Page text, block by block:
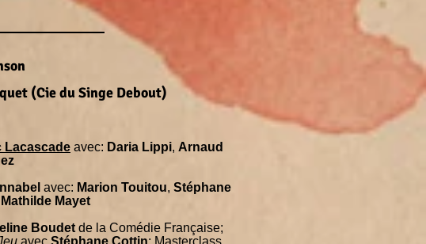
(Cie du Singe Debout)
Lacascade avec: Daria Lippi, Arnaud
avec: Marion Touitou, Stéphane
Mayet
Boudet de la Comédie Française;
avec Stéphane Cottin; Masterclass